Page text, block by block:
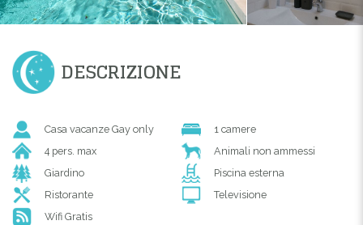
DESCRIZIONE
Casa vacanze Gay only
1 camere
4 pers. max
Animali non ammessi
Giardino
Piscina esterna
Ristorante
Televisione
Wifi Gratis